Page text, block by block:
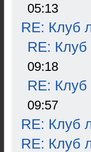
05:13
RE: Клуб
RE:
09:18
RE:
09:57
RE: Клуб
RE: Клуб